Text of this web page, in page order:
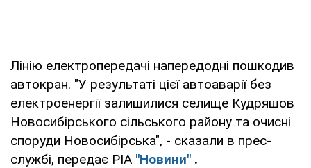
Лінію електропередачі напередодні пошкодив
автокран. "У результаті цієї автоаварії без
електроенергії залишилися селище Кудряшов
Новосибірського сільського району та очисні
споруди Новосибірська", - сказали в прес-
службі, передає РІА "Новини" .